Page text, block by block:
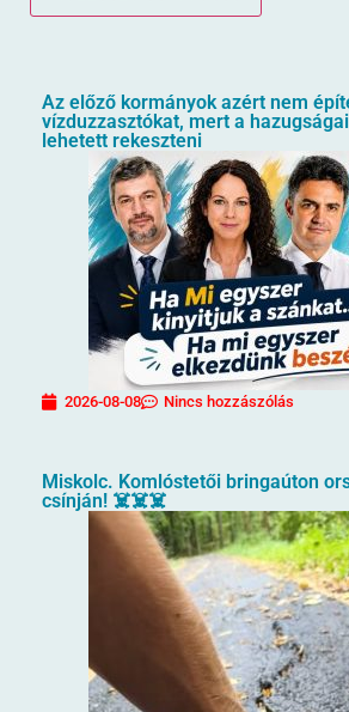
Az előző kormányok azért nem
vízduzzasztókat, mert a
lehetett rekeszteni
2026-08-08 Nincs hozzászólás
Miskolc. Komlóstetői bringaúton
csínján! ☠️☠️☠️